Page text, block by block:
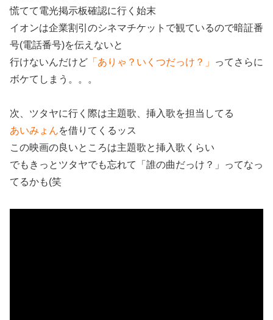
慌てて電光掲示板確認に行く始末
イオンは企業割引のシネマチケットで観ているので暗証番
号(電話番号)を伝えないと
行けないんだけど 「ありゃ？いくつだっけ？」
ってさらに
ボケてしまう。。。
次、ツタヤに行く際は主題歌、挿入歌を担当してる
あいみょんを借りてくるッス
この映画の良いところは主題歌と挿入歌くらい
でもきっとツタヤでも忘れて「誰の曲だっけ？」ってなっ
てるかも(笑